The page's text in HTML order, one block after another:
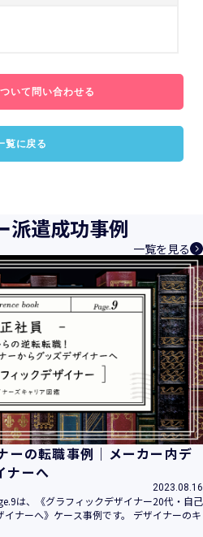
いて問い合わせる
覧に戻る
派遣成功事例
一覧を見る
ーの転職事例｜メーカー内デ
ナーへ
2023.08.16
は、《グラフィックデザイナー20代・自己
ナーへ》ケース事例です。 デザイナーのキ